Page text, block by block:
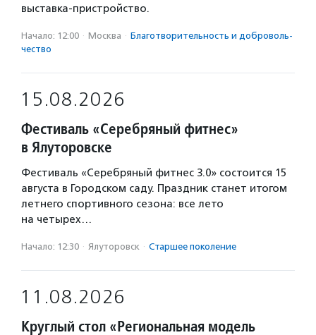
выставка-пристройство.
Начало: 12:00 · Москва · Благотвори­тель­ность и доброволь­
чест­во
15.08.2026
Фестиваль «Серебряный фитнес»
в Ялуторовске
Фестиваль «Серебряный фитнес 3.0» состоится 15
августа в Городском саду. Праздник станет итогом
летнего спортивного сезона: все лето
на четырех…
Начало: 12:30 · Ялуторовск · Старшее поколение
11.08.2026
Круглый стол «Региональная модель